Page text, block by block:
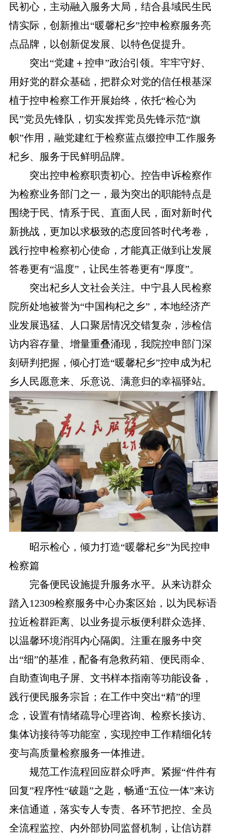
民初心，主动融入服务大局，结合县域民生民
情实际，创新推出“暖馨杞乡”控申检察服务亮
点品牌，以创新促发展、以特色促提升。
突出“党建＋控申”政治引领。牢牢守好、
用好党的群众基础，把群众对党的信任根基深
植于控申检察工作开展始终，依托“检心为
民”党员先锋队，切实发挥党员先锋示范“旗
帜”作用，融党建红于检察蓝点缀控申工作服务
杞乡、服务于民鲜明品牌。
突出控申检察职责初心。控告申诉检察作
为检察业务部门之一，最为突出的职能特点是
围绕于民、情系于民、直面人民，面对新时代
新挑战，更加以求极致的态度回答时代考卷，
践行控申检察初心使命，才能真正做到让发展
答卷更有“温度”，让民生答卷更有“厚度”。
突出杞乡人文社会关注。中宁县人民检察
院所处地被誉为“中国枸杞之乡”，本地经济产
业发展迅猛、人口聚居情况交错复杂，涉检信
访内容存量、增量重叠涌现，我院控申部门深
刻研判把握，倾心打造“暖馨杞乡”控申成为杞
乡人民愿意来、乐意说、满意归的幸福驿站。
昭示检心，倾力打造“暖馨杞乡”为民控申
检察篇
完备便民设施提升服务水平。从来访群众
踏入12309检察服务中心办案区始，以为民标语
拉近检群距离、以业务提示板便利群众选择、
以温馨环境消弭内心隔阂。注重在服务中突
出“细”的基准，配备有急救药箱、便民雨伞、
自助查询电子屏、文书样本指南等功能设备，
践行便民服务宗旨；在工作中突出“精”的理
念，设置有情绪疏导心理咨询、检察长接访、
集体访接待等功能室，实现控申工作精细化转
变与高质量检察服务一体推进。
规范工作流程回应群众呼声。紧握“件件有
回复”程序性“破题”之匙，畅通“五位一体”来访
来信通道，落实专人专责、各环节把控、全员
全流程监控、内外部协同监督机制，让信访群